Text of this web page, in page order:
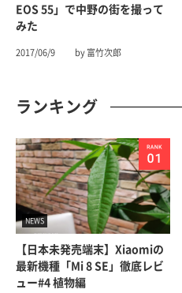
EOS 55」で中野の街を撮って
みた
2017/06/9 by 富竹次郎
ランキング
NEWS
【日本未発売端末】Xiaomiの
最新機種「Mi 8 SE」徹底レビ
ュー#4 植物編